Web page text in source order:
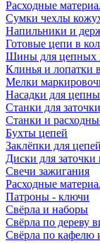
Расходные
Сумки чехлы
Напильники и
Готовые цепи в
Шины для цепных
Клинья и лопатки
Мелки
Насадки для
Станки для
Станки и
Бухты цепей
Заклёпки для цепей
Диски для заточки
Свечи зажигания
Расходные
Патроны - ключи
Свёрла и наборы
Свёрла по дереву
Свёрла по кафелю